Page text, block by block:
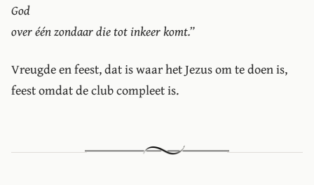
God
over één zondaar die tot inkeer komt.”
Vreugde en feest, dat is waar het Jezus om te doen is,
feest omdat de club compleet is.